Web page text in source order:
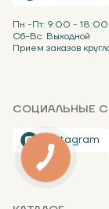
Пн -Пт: 9:00 - 18:00
Сб-Вс: Выходной
Прием заказов
СОЦИАЛЬНЫЕ
Instagram